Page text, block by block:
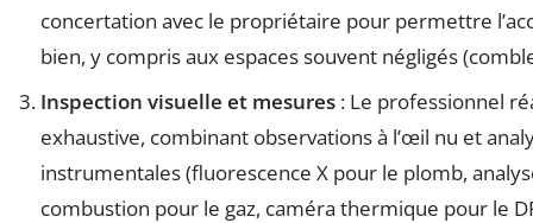
concertation avec le propriétaire pour permettre
bien, y compris aux espaces souvent négligés
Inspection visuelle et mesures : Le professionnel
exhaustive, combinant observations à l’œil nu et
instrumentales (fluorescence X pour le plomb,
combustion pour le gaz, caméra thermique pour le